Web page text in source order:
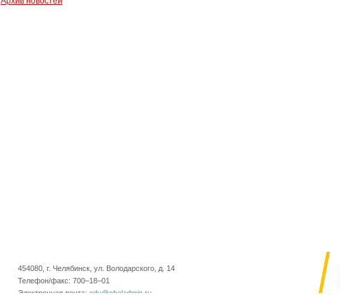
454080, г. Челябинск, ул. Володарского, д. 14
Телефон/факс: 700–18–01
Электронная почта: edu@cheladmin.ru